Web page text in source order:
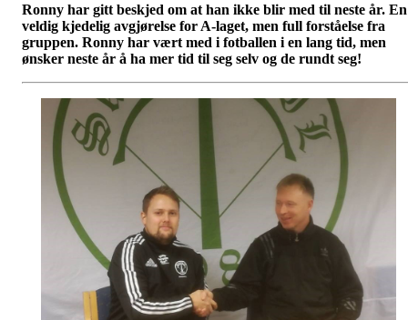
Ronny har gitt beskjed om at han ikke blir med til neste år. En
veldig kjedelig avgjørelse for A-laget, men full forståelse fra
gruppen. Ronny har vært med i fotballen i en lang tid, men
ønsker neste år å ha mer tid til seg selv og de rundt seg!